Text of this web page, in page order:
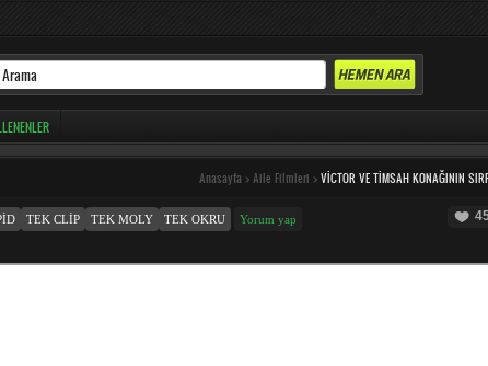
Anasayfa > Aile Filmleri > VICTOR VE TIMSAH KONAĞININ
TEK CLIP TEK MOLY TEK OKRU Yorum yap